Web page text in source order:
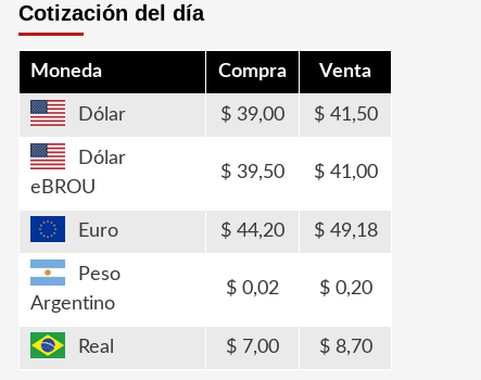
Cotización del día
Moneda Compra Venta
Dólar 39,00 41,50
Dólar
eBROU
39,50 41,00
Euro 44,20 49,18
Peso
Argentino
0,02 0,20
Real 7,00 8,70